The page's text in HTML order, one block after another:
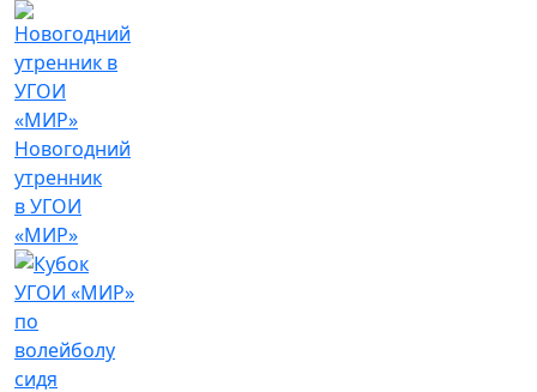
Новогодний
утренник
в УГОИ
«МИР»